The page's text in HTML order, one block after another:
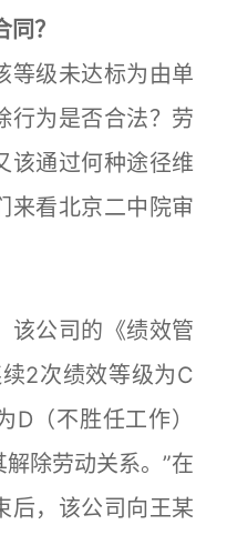
？
级未达标为由单
行为是否合法？劳
该通过何种途径维
来看北京二中院审
公司的《绩效管
2次绩效等级为C
D（不胜任工作）
除劳动关系。”在
后，该公司向王某